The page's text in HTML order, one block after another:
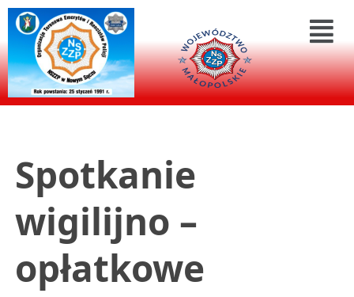
Spotkanie
wigilijno –
opłatkowe